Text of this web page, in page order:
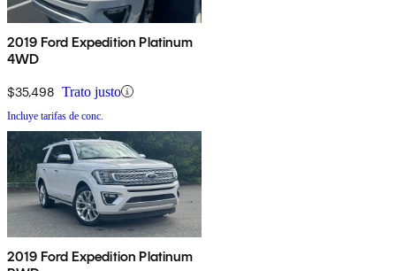
2019 Ford Expedition Platinum
4WD
$35,498 Trato justo
Incluye tarifas de conc.
2019 Ford Expedition Platinum